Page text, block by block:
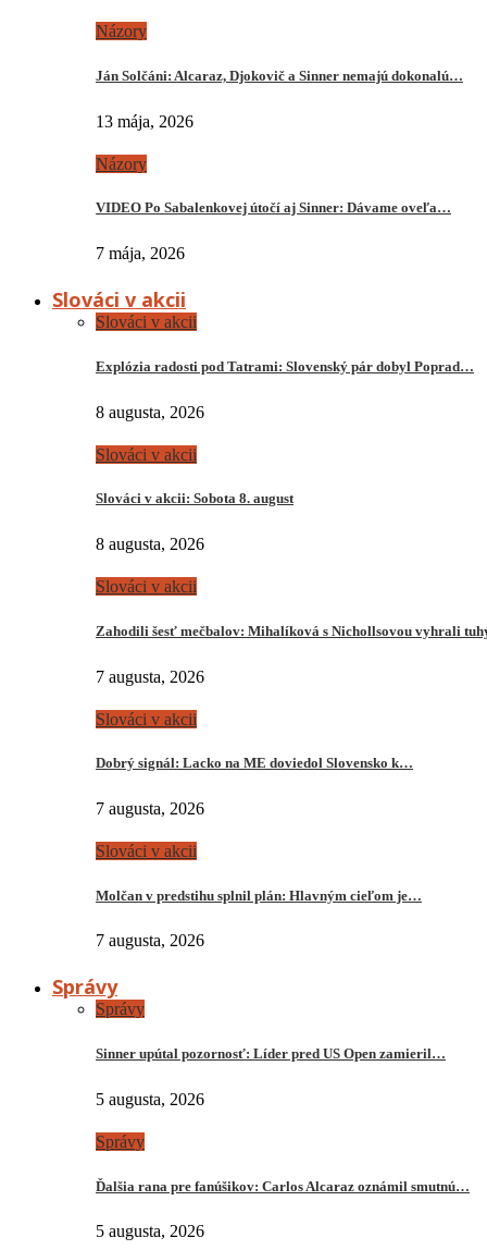
Názory
Ján Solčáni: Alcaraz, Djokovič a Sinner nemajú dokonalú…
13 mája, 2026
Názory
VIDEO Po Sabalenkovej útočí aj Sinner: Dávame oveľa…
7 mája, 2026
Slováci v akcii
Slováci v akcii
Explózia radosti pod Tatrami: Slovenský pár dobyl Poprad…
8 augusta, 2026
Slováci v akcii
Slováci v akcii: Sobota 8. august
8 augusta, 2026
Slováci v akcii
Zahodili šesť mečbalov: Mihalíková s Nichollsovou vyhrali
7 augusta, 2026
Slováci v akcii
Dobrý signál: Lacko na ME doviedol Slovensko k…
7 augusta, 2026
Slováci v akcii
Molčan v predstihu splnil plán: Hlavným cieľom je…
7 augusta, 2026
Správy
Správy
Sinner upútal pozornosť: Líder pred US Open zamieril…
5 augusta, 2026
Správy
Ďalšia rana pre fanúšikov: Carlos Alcaraz oznámil smutnú…
5 augusta, 2026